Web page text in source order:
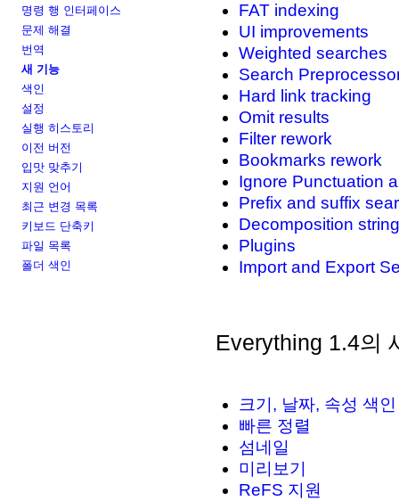
명령 행 인터페이스
문제 해결
번역
새 기능
색인
설정
실행 히스토리
이전 버전
입맛 맞추기
지원 언어
최근 변경 목록
키보드 단축키
파일 목록
폴더 색인
FAT indexing
UI improvements
Weighted searches
Search
Hard link tracking
Omit results
Filter rework
Bookmarks rework
Ignore Punctuation
Prefix and suffix
Decomposition
Plugins
Import and Export
Everything 1.4의
크기, 날짜, 속성 색인
빠른 정렬
섬네일
미리보기
ReFS 지원